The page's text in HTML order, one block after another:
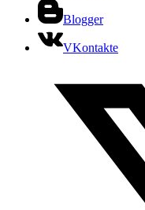
Blogger
VKontakte